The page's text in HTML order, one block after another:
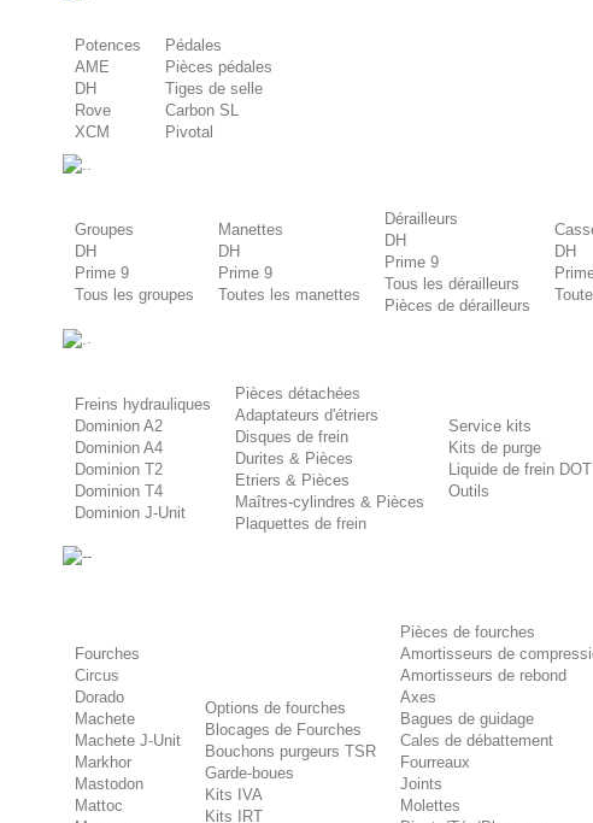
Potences
AME
DH
Rove
XCM
Pédales
Pièces pédales
Tiges de selle
Carbon SL
Pivotal
Groupes
DH
Prime 9
Tous les groupes
Manettes
DH
Prime 9
Toutes les manettes
Dérailleurs
DH
Prime 9
Tous les dérailleurs
Pièces de dérailleurs
DH
.
Freins hydrauliques
Dominion A2
Dominion A4
Dominion T2
Dominion T4
Dominion J-Unit
Pièces détachées
Adaptateurs d'étriers
Disques de frein
Durites & Pièces
Etriers & Pièces
Maîtres-cylindres & Pièces
Plaquettes de frein
Service kits
Kits de purge
Liquide de frein DOT
Outils
-
Fourches
Circus
Dorado
Machete
Machete J-Unit
Markhor
Mastodon
Mattoc
Options de fourches
Blocages de Fourches
Bouchons purgeurs TSR
Garde-boues
Kits IVA
Kits IRT
Pièces de fourches
Amortisseurs de
Amortisseurs de rebond
Axes
Bagues de guidage
Cales de débattement
Fourreaux
Joints
Molettes